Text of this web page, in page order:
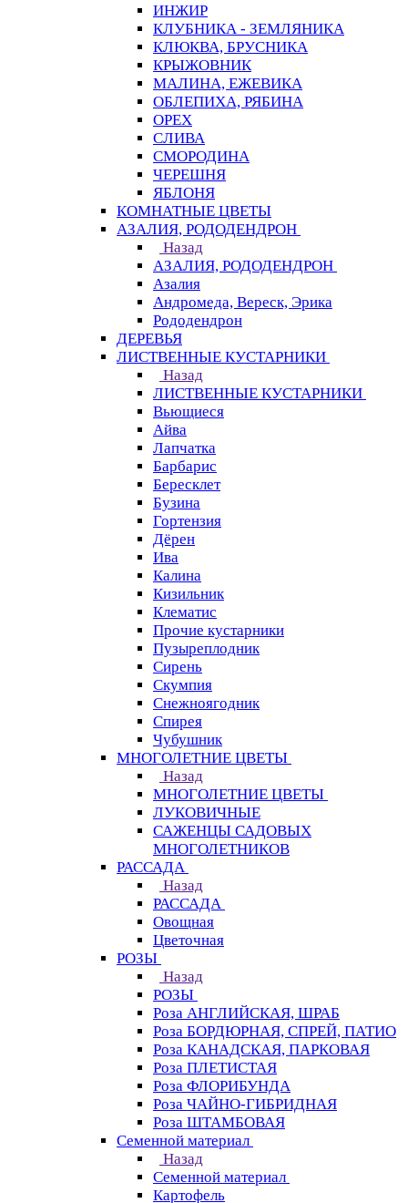
ИНЖИР
КЛУБНИКА - ЗЕМЛЯНИКА
КЛЮКВА, БРУСНИКА
КРЫЖОВНИК
МАЛИНА, ЕЖЕВИКА
ОБЛЕПИХА, РЯБИНА
ОРЕХ
СЛИВА
СМОРОДИНА
ЧЕРЕШНЯ
ЯБЛОНЯ
КОМНАТНЫЕ ЦВЕТЫ
АЗАЛИЯ, РОДОДЕНДРОН
Назад
АЗАЛИЯ, РОДОДЕНДРОН
Азалия
Андромеда, Вереск, Эрика
Рододендрон
ДЕРЕВЬЯ
ЛИСТВЕННЫЕ КУСТАРНИКИ
Назад
ЛИСТВЕННЫЕ КУСТАРНИКИ
Вьющиеся
Айва
Лапчатка
Барбарис
Бересклет
Бузина
Гортензия
Дёрен
Ива
Калина
Кизильник
Клематис
Прочие кустарники
Пузыреплодник
Сирень
Скумпия
Снежноягодник
Спирея
Чубушник
МНОГОЛЕТНИЕ ЦВЕТЫ
Назад
МНОГОЛЕТНИЕ ЦВЕТЫ
ЛУКОВИЧНЫЕ
САЖЕНЦЫ САДОВЫХ
МНОГОЛЕТНИКОВ
РАССАДА
Назад
РАССАДА
Овощная
Цветочная
РОЗЫ
Назад
РОЗЫ
Роза АНГЛИЙСКАЯ, ШРАБ
Роза БОРДЮРНАЯ, СПРЕЙ, ПАТИО
Роза КАНАДСКАЯ, ПАРКОВАЯ
Роза ПЛЕТИСТАЯ
Роза ФЛОРИБУНДА
Роза ЧАЙНО-ГИБРИДНАЯ
Роза ШТАМБОВАЯ
Семенной материал
Назад
Семенной материал
Картофель